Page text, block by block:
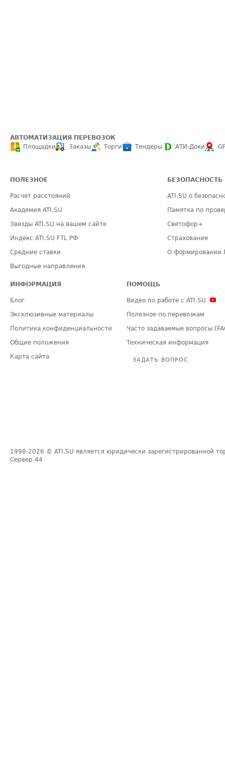
АВТОМАТИЗАЦИЯ ПЕРЕВОЗОК
Площадки
Заказы Торги Тендеры АТИ-Доки
ПОЛЕЗНОЕ
Расчет расстояний
Академия ATI.SU
Звезды ATI.SU на вашем сайте
Индекс ATI.SU FTL РФ
Средние ставки
Выгодные направления
БЕЗОПАСНОСТЬ
ATI.SU о
Памятка по
Светофор+
Страхование
О формировании
ИНФОРМАЦИЯ
Блог
Эксклюзивные материалы
Политика конфиденциальности
Общие положения
Карта сайта
ПОМОЩЬ
Видео по работе с ATI.SU
Полезное по перевозкам
Часто задаваемые вопросы
Техническая информация
ЗАДАТЬ ВОПРОС
1998-2026 © ATI.SU является юридически зарегистрированной
Сервер 44